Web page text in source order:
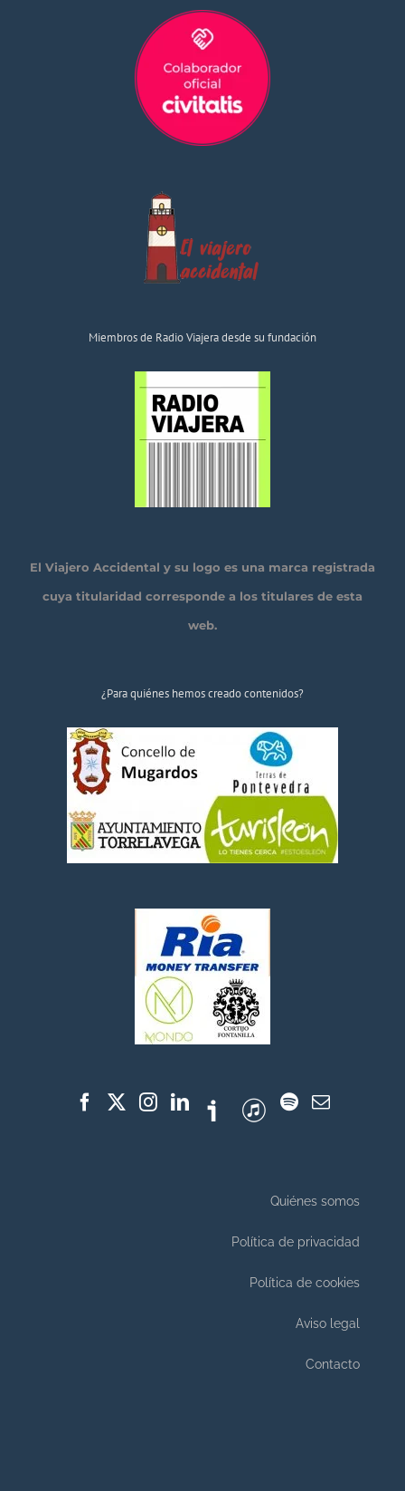
Miembros de Radio Viajera desde su fundación
El Viajero Accidental y su logo es una marca registrada
cuya titularidad corresponde a los titulares de esta
web.
¿Para quiénes hemos creado contenidos?
Quiénes somos
Política de privacidad
Política de cookies
Aviso legal
Contacto